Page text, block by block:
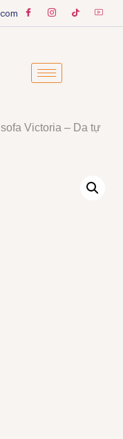
Victoria – Da tự